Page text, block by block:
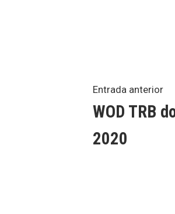
de
Entrada anterior
WOD TRB
2020